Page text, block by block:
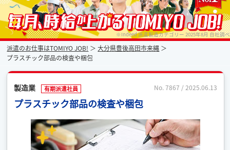
派遣なら毎月時給が上がるトミヨジョブ ※Indeed 派遣製造カテゴリー 2025年8月 自社調べ
派遣のお仕事はTOMIYO JOB!
大分県豊後高田市来縄
プラスチック部品の検査や梱包
製造業 有期派遣社員 No. 7867 / 2025.06.13
プラスチック部品の検査や梱包